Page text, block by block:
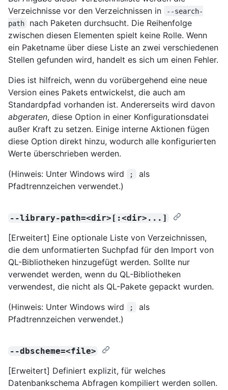
Verzeichnisse vor den Verzeichnissen in
--search-
path
nach Paketen durchsucht. Die Reihenfolge
zwischen diesen Elementen spielt keine Rolle. Wenn
ein Paketname über diese Liste an zwei verschiedenen
Stellen gefunden wird, handelt es sich um einen Fehler.
Dies ist hilfreich, wenn du vorübergehend eine neue
Version eines Pakets entwickelst, die auch am
Standardpfad vorhanden ist. Andererseits wird davon
abgeraten, diese Option in einer Konfigurationsdatei
außer Kraft zu setzen. Einige interne Aktionen fügen
diese Option direkt hinzu, wodurch alle konfigurierten
Werte überschrieben werden.
(Hinweis: Unter Windows wird
;
als
Pfadtrennzeichen verwendet.)
--library-path=<dir>[:<dir>...]
[Erweitert] Eine optionale Liste von Verzeichnissen,
die dem unformatierten Suchpfad für den Import von
QL-Bibliotheken hinzugefügt werden. Sollte nur
verwendet werden, wenn du QL-Bibliotheken
verwendest, die nicht als QL-Pakete gepackt wurden.
(Hinweis: Unter Windows wird
;
als
Pfadtrennzeichen verwendet.)
--dbscheme=<file>
[Erweitert] Definiert explizit, für welches
Datenbankschema Abfragen kompiliert werden sollen.